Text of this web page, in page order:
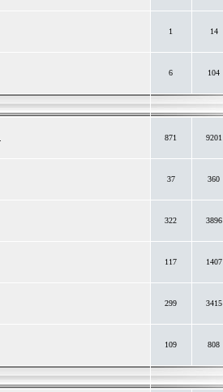
1 14
6 104
871 9201
37 360
322 3896
117 1407
299 3415
109 808